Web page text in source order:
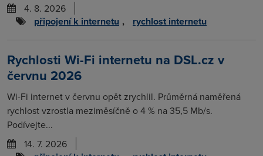
4. 8. 2026
připojení k internetu , rychlost internetu
Rychlosti Wi-Fi internetu na DSL.cz v
červnu 2026
Wi-Fi internet v červnu opět zrychlil. Průměrná naměřená
rychlost vzrostla meziměsíčně o 4 % na 35,5 Mb/s.
Podívejte...
14. 7. 2026